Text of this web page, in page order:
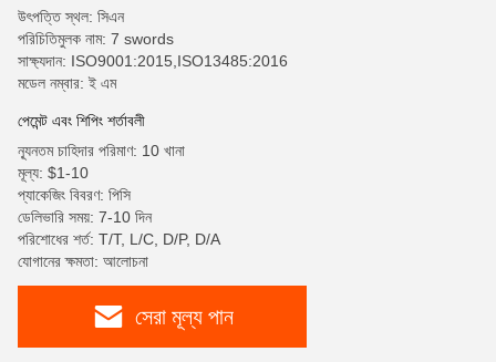
উৎপত্তি স্থল: সিএন
পরিচিতিমুলক নাম: 7 swords
সাক্ষ্যদান: ISO9001:2015,ISO13485:2016
মডেল নম্বার: ই এম
পেমেন্ট এবং শিপিং শর্তাবলী
ন্যূনতম চাহিদার পরিমাণ: 10 খানা
মূল্য: $1-10
প্যাকেজিং বিবরণ: পিসি
ডেলিভারি সময়: 7-10 দিন
পরিশোধের শর্ত: T/T, L/C, D/P, D/A
যোগানের ক্ষমতা: আলোচনা
সেরা মূল্য পান